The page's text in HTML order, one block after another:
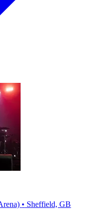
• Sheffield, GB